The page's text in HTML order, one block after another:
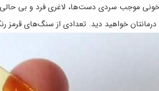
موجب سردی دست‌ها، لاغری فرد و بی حالی
خواهید دید. تعدادی از سنگ‌های